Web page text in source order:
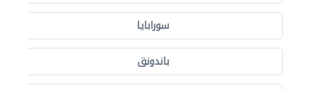
سورابايا
باندونق